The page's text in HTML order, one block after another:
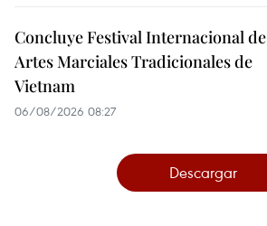
Concluye Festival Internacional de
Artes Marciales Tradicionales de
Vietnam
06/08/2026 08:27
Descargar